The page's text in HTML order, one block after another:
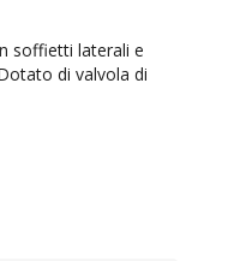
soffietti laterali e
di valvola di